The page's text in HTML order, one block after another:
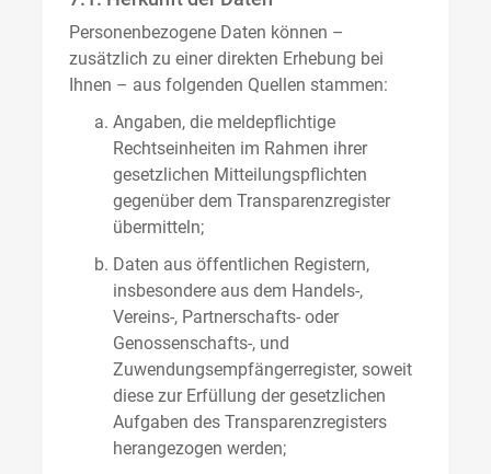
Personenbezogene Daten können –
zusätzlich zu einer direkten Erhebung bei
Ihnen – aus folgenden Quellen stammen:
Angaben, die meldepflichtige
Rechtseinheiten im Rahmen ihrer
gesetzlichen Mitteilungspflichten
gegenüber dem Transparenzregister
übermitteln;
Daten aus öffentlichen Registern,
insbesondere aus dem Handels-,
Vereins-, Partnerschafts- oder
Genossenschafts-, und
Zuwendungsempfängerregister, soweit
diese zur Erfüllung der gesetzlichen
Aufgaben des Transparenzregisters
herangezogen werden;